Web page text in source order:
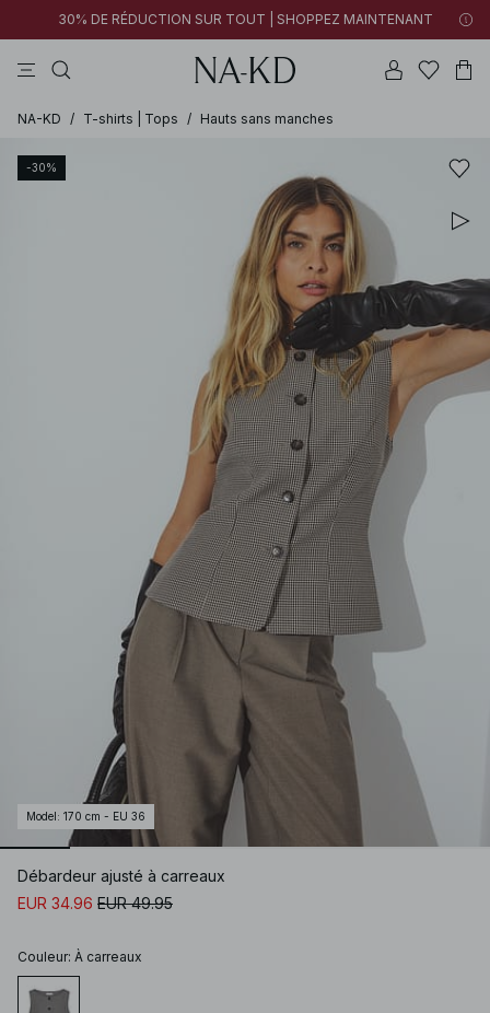
30% DE RÉDUCTION SUR TOUT | SHOPPEZ MAINTENANT
NA-KD / T-shirts | Tops / Hauts sans manches
-30%
Model : 170 cm - EU 36
Débardeur ajusté à carreaux
EUR 34.96 EUR 49.95
Couleur: À carreaux